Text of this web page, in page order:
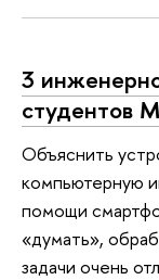
3
Объяснить
компьютерную
помощи
«думать»,
задачи очень